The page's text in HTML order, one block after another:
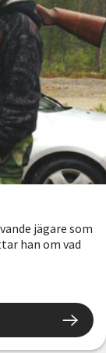
jägare som
han om vad